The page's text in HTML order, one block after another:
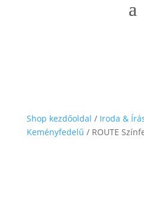
Shop kezdőoldal / Iroda &
Keményfedelű / ROUTE